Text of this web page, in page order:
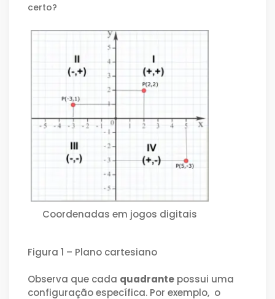
certo?
Coordenadas em jogos digitais
Figura 1 – Plano cartesiano
Observa que cada quadrante possui uma
configuração específica. Por exemplo, o